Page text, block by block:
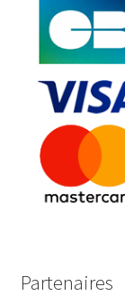
Partenaires